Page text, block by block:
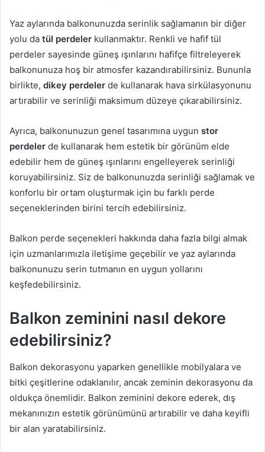
Yaz aylarında balkonunuzda serinlik sağlamanın bir diğer
yolu da tül perdeler kullanmaktır. Renkli ve hafif tül
perdeler sayesinde güneş ışınlarını hafifçe filtreleyerek
balkonunuza hoş bir atmosfer kazandırabilirsiniz. Bununla
birlikte, dikey perdeler de kullanarak hava sirkülasyonunu
artırabilir ve serinliği maksimum düzeye çıkarabilirsiniz.
Ayrıca, balkonunuzun genel tasarımına uygun stor
perdeler de kullanarak hem estetik bir görünüm elde
edebilir hem de güneş ışınlarını engelleyerek serinliği
koruyabilirsiniz. Siz de balkonunuzda serinliği sağlamak ve
konforlu bir ortam oluşturmak için bu farklı perde
seçeneklerinden birini tercih edebilirsiniz.
Balkon perde seçenekleri hakkında daha fazla bilgi almak
için uzmanlarımızla iletişime geçebilir ve yaz aylarında
balkonunuzu serin tutmanın en uygun yollarını
keşfedebilirsiniz.
Balkon zeminini nasıl dekore
edebilirsiniz?
Balkon dekorasyonu yaparken genellikle mobilyalara ve
bitki çeşitlerine odaklanılır, ancak zeminin dekorasyonu da
oldukça önemlidir. Balkon zeminini dekore ederek, dış
mekanınızın estetik görünümünü artırabilir ve daha keyifli
bir alan yaratabilirsiniz.